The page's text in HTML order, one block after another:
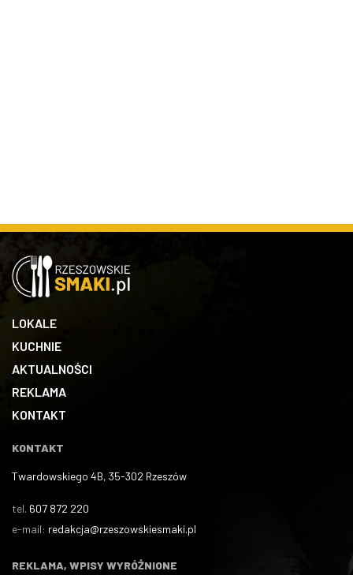
LOKALE
KUCHNIE
AKTUALNOŚCI
REKLAMA
KONTAKT
KONTAKT
Twardowskiego 4B, 35-302 Rzeszów
tel. 607 872 220
e-mail: redakcja@rzeszowskiesmaki.pl
REKLAMA, WPISY WYRÓŻNIONE